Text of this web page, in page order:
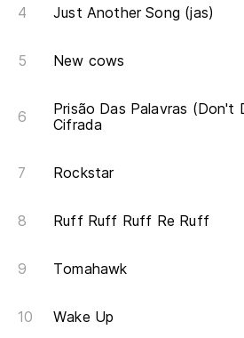
Just Another Song (jas)
New cows
Prisão Das Palavras (Don't
Cifrada
Rockstar
Ruff Ruff Ruff Re Ruff
Tomahawk
Wake Up